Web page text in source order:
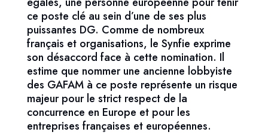
ce poste clé au sein d’une de ses plus
puissantes DG. Comme de nombreux
français et organisations, le Synfie exprime
son désaccord face à cette nomination. Il
estime que nommer une ancienne lobbyiste
des GAFAM à ce poste représente un risque
majeur pour le strict respect de la
concurrence en Europe et pour les
entreprises françaises et européennes.